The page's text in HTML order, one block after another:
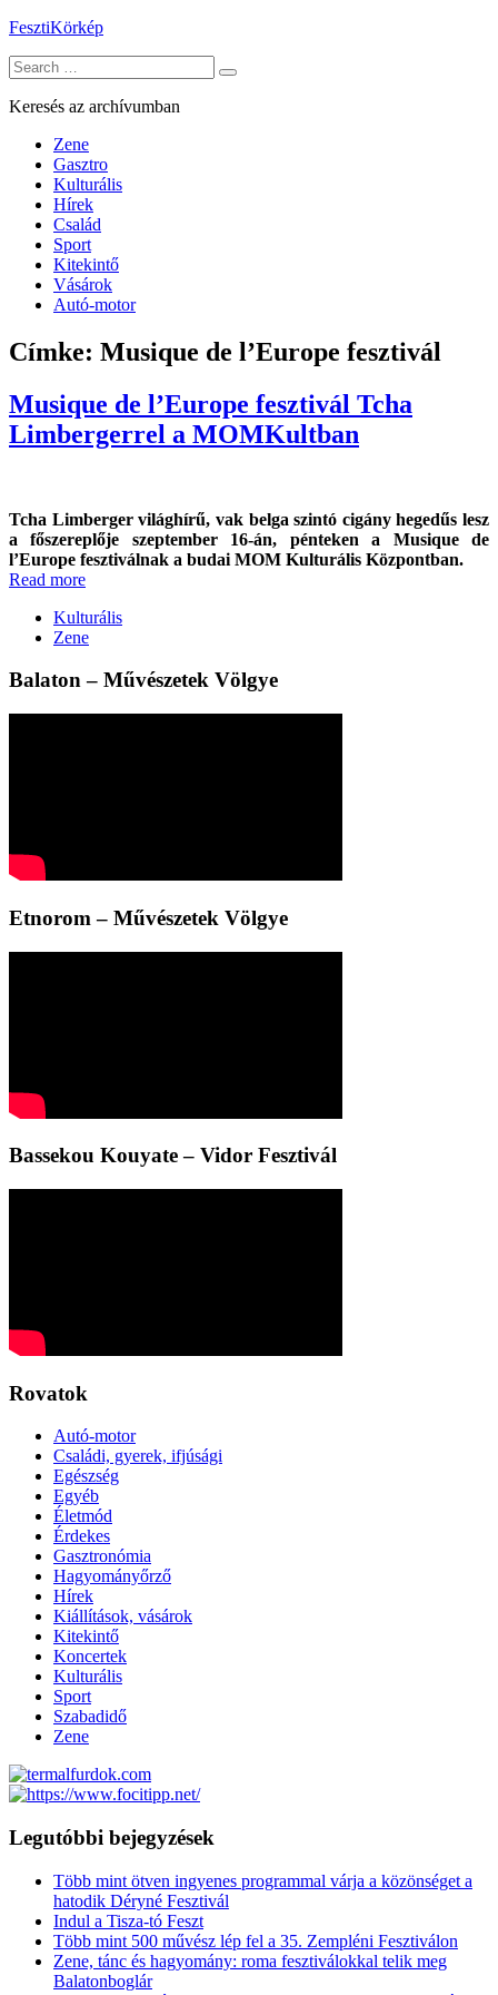
Skip
content
FesztiKörkép
Search
for:
Keresés az archívumban
Zene
Gasztro
Kulturális
Hírek
Család
Sport
Kitekintő
Vásárok
Autó-motor
Címke: Musique de l’Europe fesztivál
Musique de l’Europe fesztivál Tcha
Limbergerrel a MOMKultban
Tcha Limberger világhírű, vak belga szintó cigány hegedűs lesz
a főszereplője szeptember 16-án, pénteken a Musique de
l’Europe fesztiválnak a budai MOM Kulturális Központban.
Read more
Kulturális
Zene
Balaton – Művészetek Völgye
Etnorom – Művészetek Völgye
Bassekou Kouyate – Vidor Fesztivál
Rovatok
Autó-motor
Családi, gyerek, ifjúsági
Egészség
Egyéb
Életmód
Érdekes
Gasztronómia
Hagyományőrző
Hírek
Kiállítások, vásárok
Kitekintő
Koncertek
Kulturális
Sport
Szabadidő
Zene
Legutóbbi bejegyzések
Több mint ötven ingyenes programmal várja a közönséget a
hatodik Déryné Fesztivál
Indul a Tisza-tó Feszt
Több mint 500 művész lép fel a 35. Zempléni Fesztiválon
Zene, tánc és hagyomány: roma fesztiválokkal telik meg
Balatonboglár